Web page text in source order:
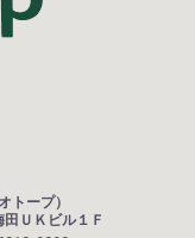
トープ）
ＵＫビル１Ｆ